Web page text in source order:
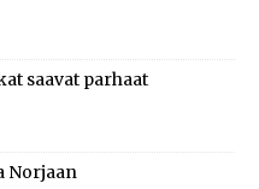
saavat parhaat
Norjaan